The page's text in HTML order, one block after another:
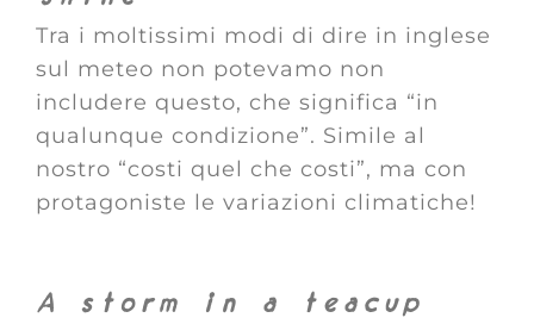
Tra i moltissimi modi di dire in inglese
sul meteo non potevamo non
includere questo, che significa “in
qualunque condizione”. Simile al
nostro “costi quel che costi”, ma con
protagoniste le variazioni climatiche!
A storm in a teacup